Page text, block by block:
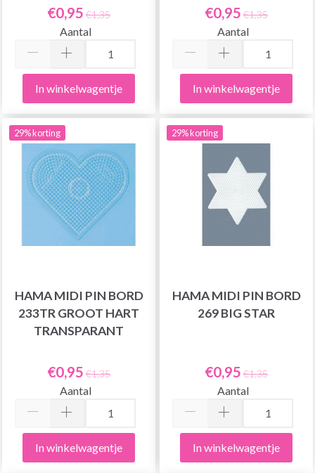
€0,95 €1,35
Aantal
In winkelwagentje
€0,95 €1,35
Aantal
In winkelwagentje
29% korting
HAMA MIDI PIN BORD
233TR GROOT HART
TRANSPARANT
€0,95 €1,35
Aantal
In winkelwagentje
29% korting
HAMA MIDI PIN BORD
269 BIG STAR
€0,95 €1,35
Aantal
In winkelwagentje